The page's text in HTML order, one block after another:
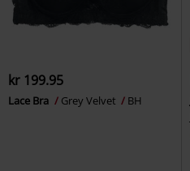
kr 199.95
Lace Bra Grey Velvet BH